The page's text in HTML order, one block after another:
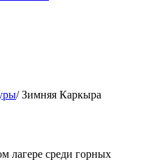
/ Зимняя Каркыра
лагере среди горных